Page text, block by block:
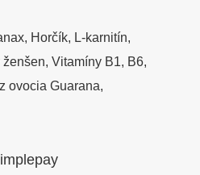
Horčík, L-karnitín,
Vitamíny B1, B6,
ovocia Guarana,